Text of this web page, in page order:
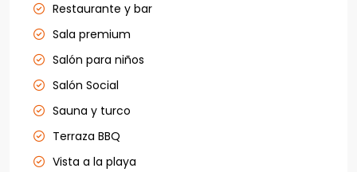
Restaurante y bar
Sala premium
Salón para niños
Salón Social
Sauna y turco
Terraza BBQ
Vista a la playa